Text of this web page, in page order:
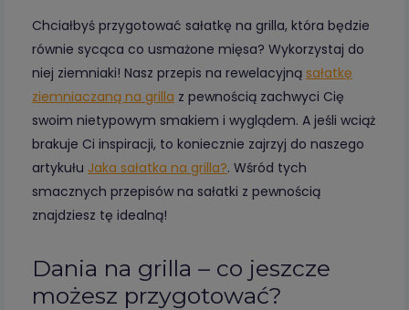
Chciałbyś przygotować sałatkę na grilla, która będzie
równie sycąca co usmażone mięsa? Wykorzystaj do
niej ziemniaki! Nasz przepis na rewelacyjną sałatkę
ziemniaczaną na grilla z pewnością zachwyci Cię
swoim nietypowym smakiem i wyglądem. A jeśli wciąż
brakuje Ci inspiracji, to koniecznie zajrzyj do naszego
artykułu Jaka sałatka na grilla?. Wśród tych
smacznych przepisów na sałatki z pewnością
znajdziesz tę idealną!
Dania na grilla – co jeszcze
możesz przygotować?